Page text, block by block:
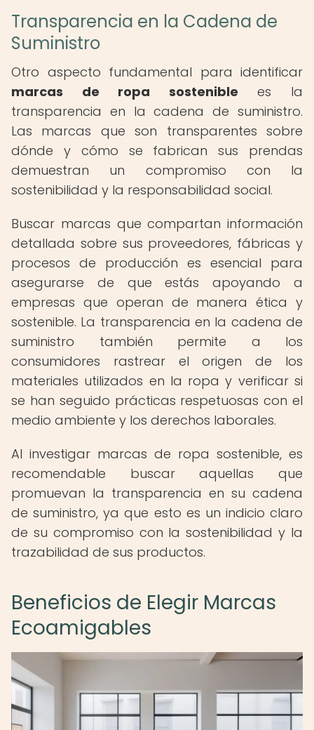
Transparencia en la Cadena de
Suministro
Otro aspecto fundamental para identificar
marcas de ropa sostenible es la
transparencia en la cadena de suministro.
Las marcas que son transparentes sobre
dónde y cómo se fabrican sus prendas
demuestran un compromiso con la
sostenibilidad y la responsabilidad social.
Buscar marcas que compartan información
detallada sobre sus proveedores, fábricas y
procesos de producción es esencial para
asegurarse de que estás apoyando a
empresas que operan de manera ética y
sostenible. La transparencia en la cadena de
suministro también permite a los
consumidores rastrear el origen de los
materiales utilizados en la ropa y verificar si
se han seguido prácticas respetuosas con el
medio ambiente y los derechos laborales.
Al investigar marcas de ropa sostenible, es
recomendable buscar aquellas que
promuevan la transparencia en su cadena
de suministro, ya que esto es un indicio claro
de su compromiso con la sostenibilidad y la
trazabilidad de sus productos.
Beneficios de Elegir Marcas
Ecoamigables